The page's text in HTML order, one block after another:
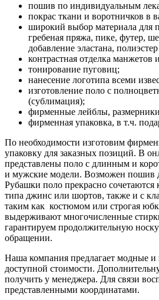
пошив по индивидуальным
покрас ткани и воротничков в
широкий выбор материала для
гребеная пряжа, пике, футер,
добавление эластана,
контрастная отделка манжетов
тонирование пуговиц;
нанесение логотипа всеми
изготовление поло с
(сублимация);
фирменные лейблы,
фирменная упаковка, в т.ч.
По необходимости изготовим
упаковку для заказных позиций. В
представлены поло с длинным и
и мужские модели. Возможен пошив
Рубашки поло прекрасно сочетаются
типа джинс или шортов, также и с
таким как костюмом или строгая
выдерживают многочисленные
гарантируем продолжительную
обращении.
Наша компания предлагает модные и
доступной стоимости.
получить у менеджера. Для связи
представленными координатами.